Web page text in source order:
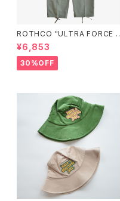
ROTHCO "ULTRA FORCE B
DUカーゴパンツ"
¥6,853
30%OFF